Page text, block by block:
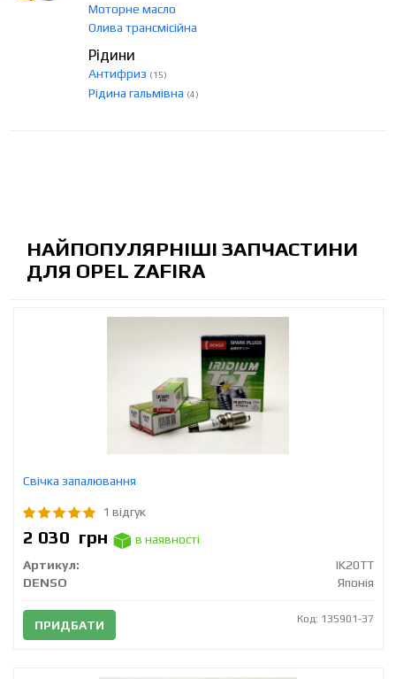
Моторне масло
Олива трансмісійна
Рідини
Антифриз (15)
Рідина гальмівна (4)
НАЙПОПУЛЯРНІШІ ЗАПЧАСТИНИ
ДЛЯ OPEL ZAFIRA
Свічка запалювання
1 відгук
2 030 грн
в наявності
Артикул:
IK20TT
DENSO
Японія
ПРИДБАТИ Код: 135901-37